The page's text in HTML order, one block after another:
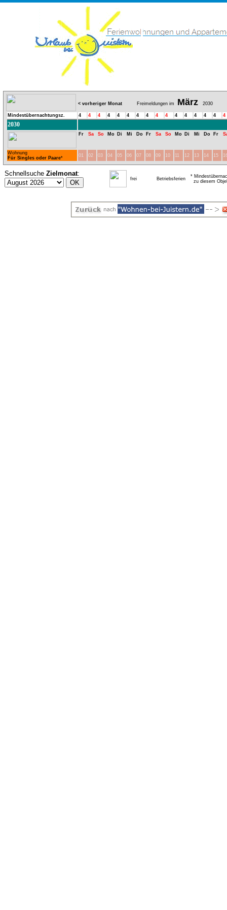
< vorheriger Monat Freimeldungen im März 2030
Mindestübernachtungsz. 4 4 4 4 4 4 4 4 4 4 4 4 4 4 4 4
2030
Fr Sa So Mo Di Mi Do Fr Sa So Mo Di Mi Do Fr
Wohnung
Für Singles oder Paare* 01 02 03 04 05 06 07 08 09 10 11 12 13 14 15
Schnellsuche Zielmonat:
frei Betriebsferien
*
zu diesem